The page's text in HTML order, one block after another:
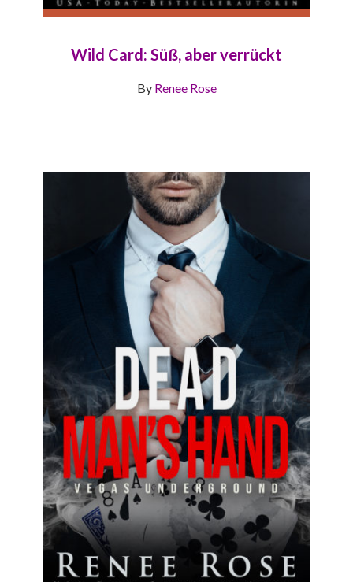
Wild Card: Süß, aber verrückt
By Renee Rose